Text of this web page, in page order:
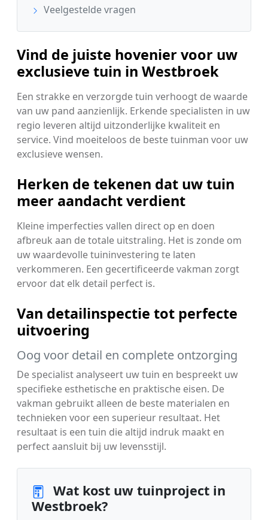
Veelgestelde vragen
Vind de juiste hovenier voor uw
exclusieve tuin in Westbroek
Een strakke en verzorgde tuin verhoogt de waarde
van uw pand aanzienlijk. Erkende specialisten in uw
regio leveren altijd uitzonderlijke kwaliteit en
service. Vind moeiteloos de beste tuinman voor uw
exclusieve wensen.
Herken de tekenen dat uw tuin
meer aandacht verdient
Kleine imperfecties vallen direct op en doen
afbreuk aan de totale uitstraling. Het is zonde om
uw waardevolle tuininvestering te laten
verkommeren. Een gecertificeerde vakman zorgt
ervoor dat elk detail perfect is.
Van detailinspectie tot perfecte
uitvoering
Oog voor detail en complete ontzorging
De specialist analyseert uw tuin en bespreekt uw
specifieke esthetische en praktische eisen. De
vakman gebruikt alleen de beste materialen en
technieken voor een superieur resultaat. Het
resultaat is een tuin die altijd indruk maakt en
perfect aansluit bij uw levensstijl.
Wat kost uw tuinproject in
Westbroek?